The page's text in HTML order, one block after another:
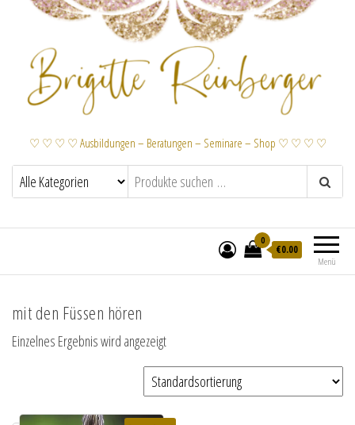
♡ ♡ ♡ ♡ Ausbildungen – Beratungen – Seminare – Shop ♡ ♡ ♡ ♡
Menü
0
€0.00
mit den Füssen hören
Einzelnes Ergebnis wird angezeigt